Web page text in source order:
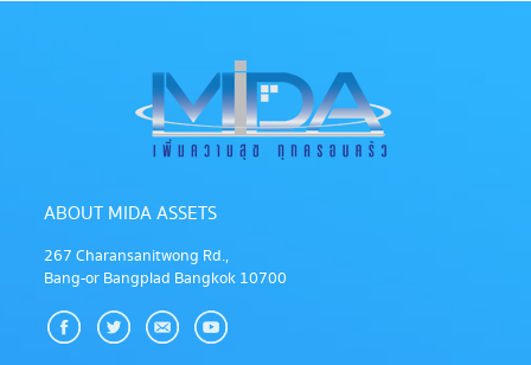
ABOUT MIDA ASSETS
267 Charansanitwong Rd.,
Bang-or Bangplad Bangkok 10700